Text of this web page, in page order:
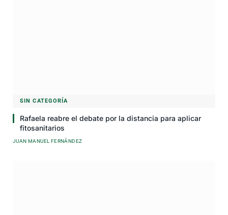
SIN CATEGORÍA
Rafaela reabre el debate por la distancia para aplicar
fitosanitarios
JUAN MANUEL FERNÁNDEZ